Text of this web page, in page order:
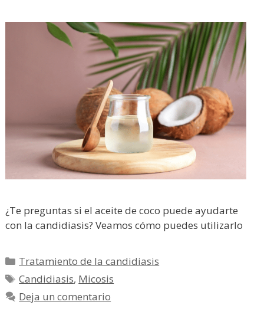
¿Te preguntas si el aceite de coco puede ayudarte
con la candidiasis? Veamos cómo puedes utilizarlo
Categorías
Tratamiento de la candidiasis
Etiquetas
Candidiasis, Micosis
Deja un comentario